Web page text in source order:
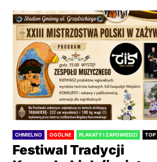
CHMIELNO OGÓLNE PLAKATY I ZAPOWIEDZI TOP
Festiwal Tradycji